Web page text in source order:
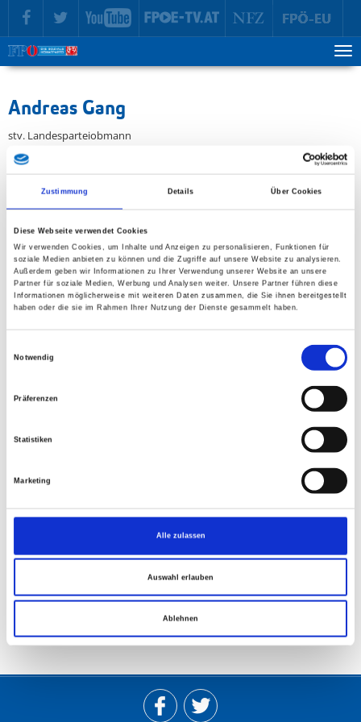
Zustimmung Details Über Cookies
Diese Webseite verwendet Cookies
Wir verwenden Cookies, um Inhalte und Anzeigen zu personalisieren, Funktionen für
soziale Medien anbieten zu können und die Zugriffe auf unsere Website zu analysieren.
Außerdem geben wir Informationen zu Ihrer Verwendung unserer Website an unsere
Partner für soziale Medien, Werbung und Analysen weiter. Unsere Partner führen diese
Informationen möglicherweise mit weiteren Daten zusammen, die Sie ihnen bereitgestellt
haben oder die sie im Rahmen Ihrer Nutzung der Dienste gesammelt haben.
Notwendig
Präferenzen
Statistiken
Marketing
Alle zulassen
Auswahl erlauben
Ablehnen
zur Hauptnavigation springen
zum Inhalt springen
Andreas Gang
stv. Landesparteiobmann
Zurück